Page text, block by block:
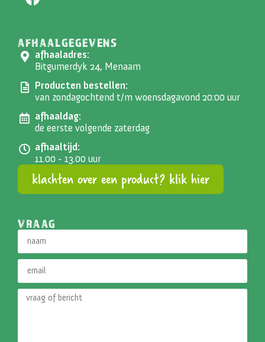
AFHAALGEGEVENS
afhaaladres:
Bitgumerdyk 24, Menaam
Producten bestellen:
van zondagochtend t/m woensdagavond 20:00 uur
afhaaldag:
de eerste volgende zaterdag
afhaaltijd:
11.00 - 13.00 uur
klachten over een product? klik hier
VRAAG